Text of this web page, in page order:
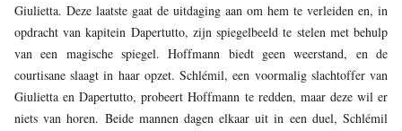
Giulietta. Deze laatste gaat de uitdaging aan om hem te verleiden en, in
opdracht van kapitein Dapertutto, zijn spiegelbeeld te stelen met behulp
van een magische spiegel. Hoffmann biedt geen weerstand, en de
courtisane slaagt in haar opzet. Schlémil, een voormalig slachtoffer van
Giulietta en Dapertutto, probeert Hoffmann te redden, maar deze wil er
niets van horen. Beide mannen dagen elkaar uit in een duel, Schlémil